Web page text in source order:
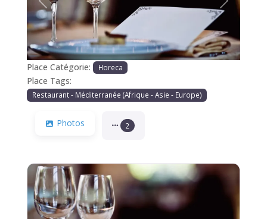
Précédente Prochaine
Place Catégorie: Horeca
Place Tags:
Restaurant - Méditerranée (Afrique - Asie - Europe)
Photos 2